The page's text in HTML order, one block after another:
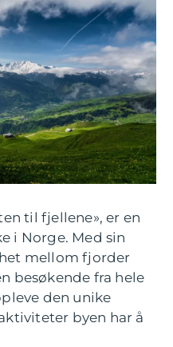
til fjellene», er en
i Norge. Med sin
mellom fjorder
besøkende fra hele
den unike
byen har å